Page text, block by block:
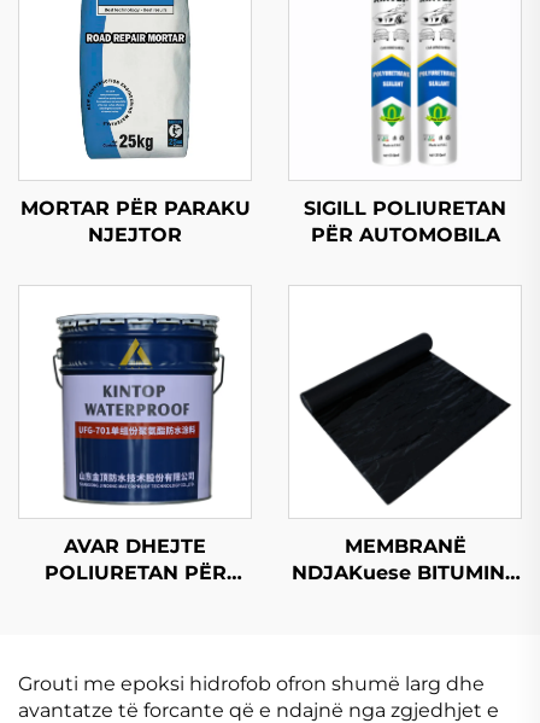
MORTAR PËR PARAKU
NJEJTOR
SIGILL POLIURETAN
PËR AUTOMOBILA
AVAR DHEJTE
POLIURETAN PËR
MEMBRANË
NDJAKuese BITUMINE
Grouti me epoksi hidrofob ofron shumë larg dhe
avantatze të forcante që e ndajnë nga zgjedhjet e